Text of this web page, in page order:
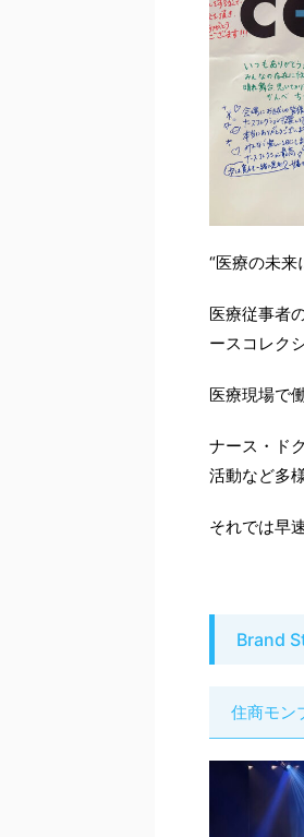
“医療の未来
医療従事者
ースコレク
医療現場で
ナース・ド
活動など多
それでは早速
Brand
住商モン